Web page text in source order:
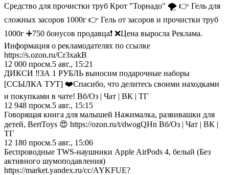
Средство для прочистки труб Крот "Торнадо" 🌪️ 👉 Гель для
сложных засоров 1000г 👉 Гель от засоров и прочистки труб
1000г ➕750 бонусов продавца❗️ ❌Цена выросла Реклама.
Информация о рекламодателях по ссылке
https://s.ozon.ru/Cr3xakB
12 000 просм.5 авг., 15:21
ДИКСИ ‼️ЗА 1 РУБЛЬ выносим подарочные наборы
[ССЫЛКА ТУТ] ❤️Спасибо, что делитесь своими находками
и покупками в чате! Вб/Оз | Чат | ВК | ТГ
12 948 просм.5 авг., 15:15
Говорящая книга для малышей Нажималка, развивашки для
детей, BertToys 😍 https://ozon.ru/t/dwogQHn Вб/Оз | Чат | ВК |
ТГ
12 180 просм.5 авг., 15:06
Беспроводные TWS-наушники Apple AirPods 4, белый (Без
активного шумоподавления)
https://market.yandex.ru/cc/AYKFUE?